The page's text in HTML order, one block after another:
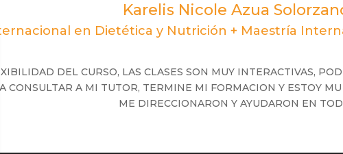
Karelis Nicole Azua
en Dietética y Nutrición + Maestría
DEL CURSO, LAS CLASES SON MUY INTERACTIVAS,
CONSULTAR A MI TUTOR, TERMINE MI FORMACION Y ESTOY
ME DIRECCIONARON Y AYUDARON EN